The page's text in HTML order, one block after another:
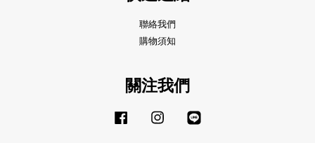
聯絡我們
購物須知
關注我們
Facebook Instagram